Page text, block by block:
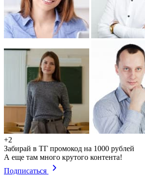
+2
Забирай в ТГ промокод на 1000 рублей
А еще там много крутого контента!
Подписаться